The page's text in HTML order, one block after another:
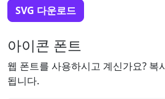
SVG 다운로드
아이콘 폰트
웹 폰트를 사용하시고 계신가요? 복
됩니다.